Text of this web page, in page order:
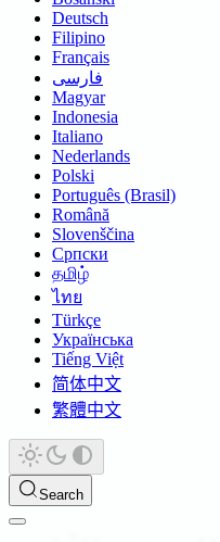
Deutsch
Filipino
Français
فارسی
Magyar
Indonesia
Italiano
Nederlands
Polski
Português (Brasil)
Română
Slovenščina
Српски
தமிழ்
ไทย
Türkçe
Українська
Tiếng Việt
简体中文
繁體中文
Search